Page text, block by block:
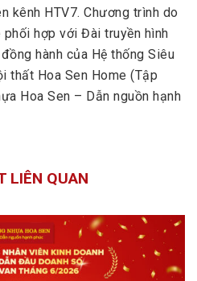
kênh HTV7. Chương trình do
phối hợp với Đài truyền hình
hành của Hệ thống Siêu
thất Hoa Sen Home (Tập
Hoa Sen – Dẫn nguồn hạnh
LIÊN QUAN